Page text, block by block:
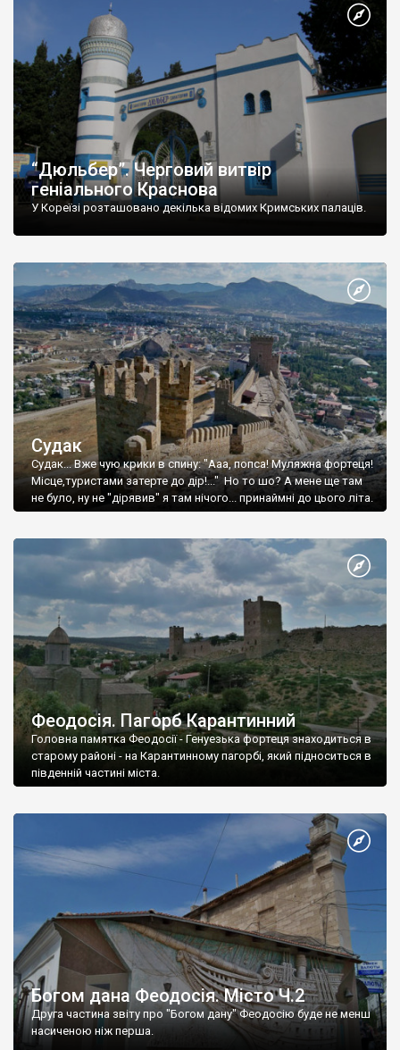
“Дюльбер”. Черговий витвір
геніального Краснова
У Кореїзі розташовано декілька відомих Кримських палаців.
Судак
Судак... Вже чую крики в спину: "Ааа, попса! Муляжна фортеця!
Місце,туристами затерте до дір!..." Но то шо? А мене ще там
не було, ну не "дірявив" я там нічого... принаймні до цього літа.
Феодосія. Пагорб Карантинний
Головна памятка Феодосії - Генуезька фортеця знаходиться в
старому районі - на Карантинному пагорбі, який підноситься в
південній частині міста.
Богом дана Феодосія. Місто Ч.2
Друга частина звіту про "Богом дану" Феодосію буде не менш
насиченою ніж перша.